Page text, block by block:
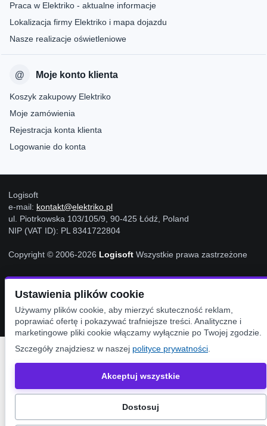
Praca w Elektriko - aktualne informacje
Lokalizacja firmy Elektriko i mapa dojazdu
Nasze realizacje oświetleniowe
Moje konto klienta
Koszyk zakupowy Elektriko
Moje zamówienia
Rejestracja konta klienta
Logowanie do konta
Logisoft
e-mail: kontakt@elektriko.pl
ul. Piotrkowska 103/105/9, 90-425 Łódź, Poland
NIP (VAT ID): PL 8341722804
Copyright © 2006-2026 Logisoft Wszystkie prawa zastrzeżone
Ustawienia Cookies
Ustawienia plików cookie
Używamy plików cookie, aby mierzyć skuteczność reklam,
poprawiać ofertę i pokazywać trafniejsze treści. Analityczne i
marketingowe pliki cookie włączamy wyłącznie po Twojej zgodzie.
Szczegóły znajdziesz w naszej polityce prywatności
Akceptuj wszystkie
Dostosuj